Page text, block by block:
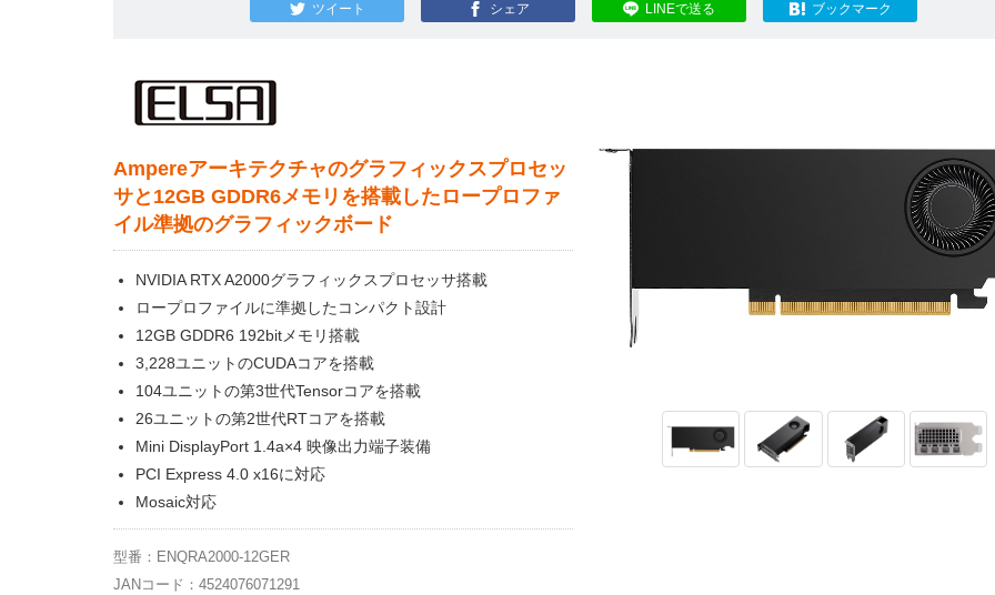
ツイート シェア LINEで送る ブックマーク
Ampereアーキテクチャのグラフィックスプロセッ
サと12GB GDDR6メモリを搭載したロープロファ
イル準拠のグラフィックボード
NVIDIA RTX A2000グラフィックスプロセッサ搭載
ロープロファイルに準拠したコンパクト設計
12GB GDDR6 192bitメモリ搭載
3,228ユニットのCUDAコアを搭載
104ユニットの第3世代Tensorコアを搭載
26ユニットの第2世代RTコアを搭載
Mini DisplayPort 1.4a×4 映像出力端子装備
PCI Express 4.0 x16に対応
Mosaic対応
型番：ENQRA2000-12GER
JANコード：4524076071291